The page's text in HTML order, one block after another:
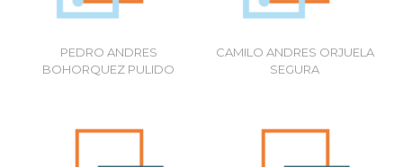
PEDRO ANDRES
BOHORQUEZ PULIDO
CAMILO ANDRES ORJUELA
SEGURA